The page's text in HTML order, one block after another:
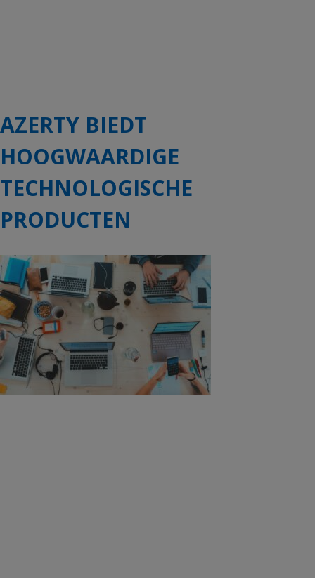
AZERTY BIEDT
HOOGWAARDIGE
TECHNOLOGISCHE
PRODUCTEN